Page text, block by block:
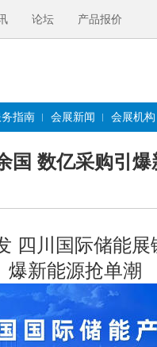
论坛 产品报价
务指南 会展新闻 会展机构
国 数亿采购引
四川国际储能
爆新能源抢单潮